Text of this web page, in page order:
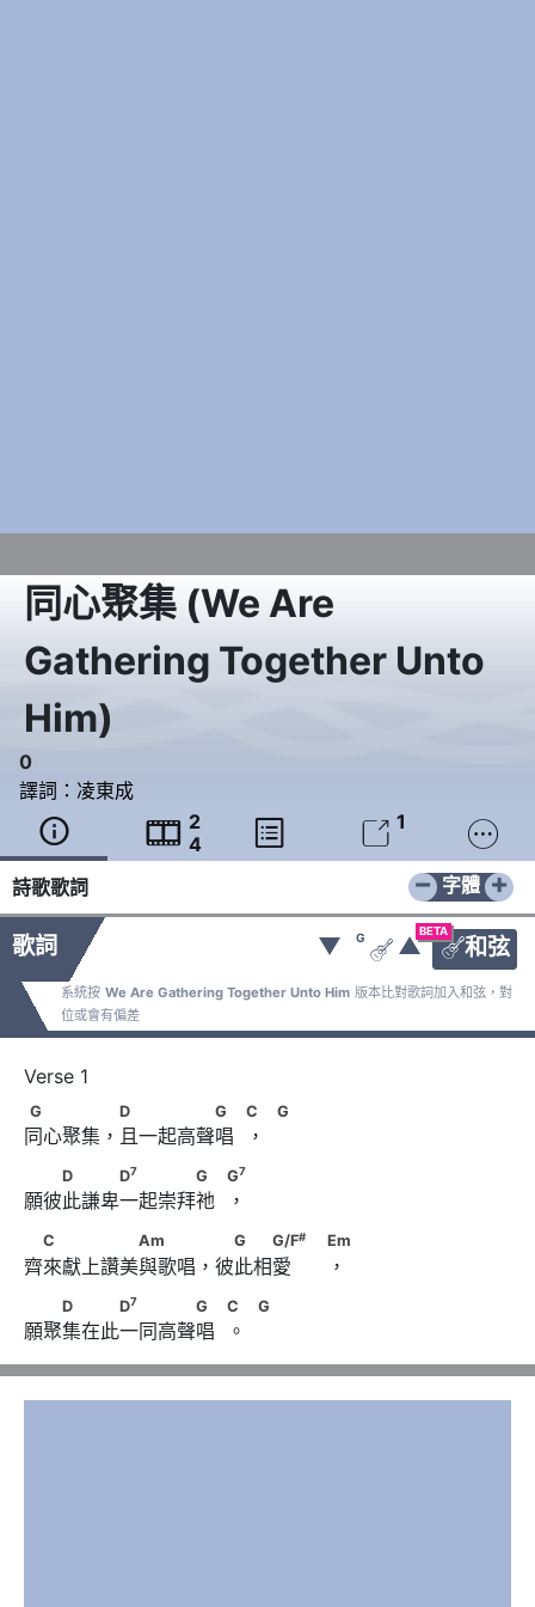
同心聚集 (We Are
Gathering Together Unto
Him)
0
譯詞： 凌東成
  2
4
  1 
詩歌歌詞 − +
字體
歌詞
BETA
和弦
▼ G
 ▲
系統按 We Are Gathering Together Unto Him 版本比對歌詞加入和弦，對
位或會有偏差
G　　　　 D　　　　　G　            C             G
G D G C G
同心聚集，且一起高聲唱  ，
D　　　D
G　            G
D D7 G G7
願彼此謙卑一起崇拜祂  ，
C　　　　　Am　　　 　G　　G/F
Em
C Am G G/F# Em
齊來獻上讚美與歌唱，彼此相愛      ，
D　　　D
G　            C             G
D D7 G C G
願聚集在此一同高聲唱  。